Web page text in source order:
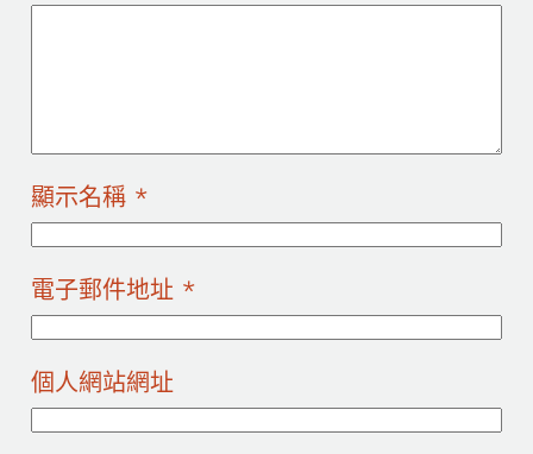
顯示名稱 *
電子郵件地址 *
個人網站網址